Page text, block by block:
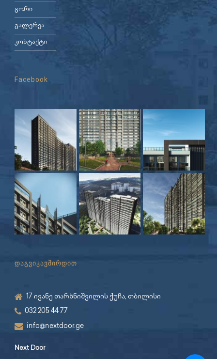
გორი
გალერეა
კონტაქტი
Facebook
დაგვიკავშირდით
17 ივანე თარხნიშვილის ქუჩა, თბილისი
032 205 44 77
info@nextdoor.ge
Next Door